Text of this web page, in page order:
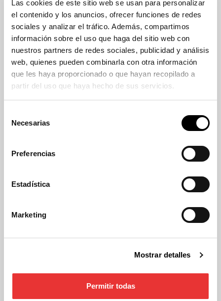
Las cookies de este sitio web se usan para personalizar
el contenido y los anuncios, ofrecer funciones de redes
sociales y analizar el tráfico. Además, compartimos
información sobre el uso que haga del sitio web con
nuestros partners de redes sociales, publicidad y análisis
web, quienes pueden combinarla con otra información
que les haya proporcionado o que hayan recopilado a
partir del uso que haya hecho de sus servicios.
Necesarias
Preferencias
Estadística
Marketing
Mostrar detalles
Permitir todas
Ficha técnica
Código
SPY.SUB-61
Descripción
Nuevo diseño de la gama de mobiliario urbano
madera de pino o polietileno y estructura en
Madera de pino tratada en autoclave y acero
inoxidable. Posibilidad de utilizar polietileno
según el producto y las necesidades.
Contamos con los recursos adecuados para el
fabricados por Industrial Saludes que cuentan